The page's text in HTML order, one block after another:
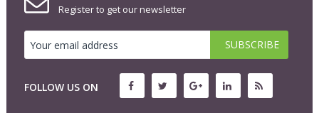
Register to get our newsletter
FOLLOW US ON